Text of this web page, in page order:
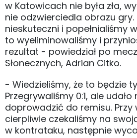
w Katowicach nie była zła,
nie odzwierciedla obrazu gry.
nieskuteczni i popełnialiśmy
to wyeliminowaliśmy i
rezultat - powiedział po
Słonecznych, Adrian Citko.
- Wiedzieliśmy, że to będzie
Przegrywaliśmy 0:1, ale udało
doprowadzić do remisu. Przy
cierpliwie czekaliśmy na
w kontrataku, następnie